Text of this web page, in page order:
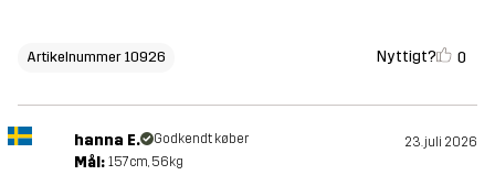
Artikelnummer 10926 Nyttigt? 0
hanna E. Godkendt køber 23. juli 2026
Mål: 157cm, 56kg